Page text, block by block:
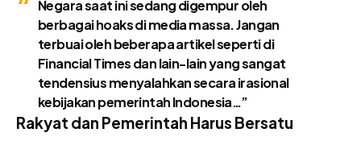
Negara saat ini sedang digempur oleh
berbagai hoaks di media massa. Jangan
terbuai oleh beberapa artikel seperti di
Financial Times dan lain-lain yang sangat
tendensius menyalahkan secara irasional
kebijakan pemerintah Indonesia…”
Rakyat dan Pemerintah Harus Bersatu